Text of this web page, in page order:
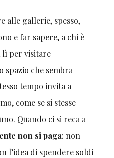
alle gallerie, spesso,
e far sapere, a chi è
lì per visitare
spazio che sembra
tempo invita a
come se si stesse
Quando ci si reca a
non si paga: non
l’idea di spendere soldi